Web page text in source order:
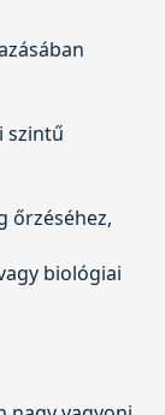
szintű
őrzéséhez,
biológiai